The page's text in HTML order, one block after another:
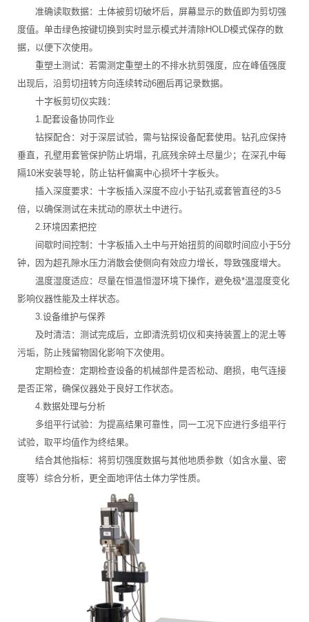
准确读取数据：土体被剪切破坏后，屏幕显示的数值即为剪切强
度值。单击绿色按键切换到实时显示模式并清除HOLD模式保存的数
据，以便下次使用。
重塑土测试：若需测定重塑土的不排水抗剪强度，应在峰值强度
出现后，沿剪切扭转方向连续转动6圈后再记录数据。
十字板剪切仪实践：
1.配套设备协同作业
钻探配合：对于深层试验，需与钻探设备配套使用。钻孔应保持
垂直，孔壁用套管保护防止坍塌，孔底残余碎土尽量少；在深孔中每
隔10米安装导轮，防止钻杆偏离中心损坏十字板头。
插入深度要求：十字板插入深度不应小于钻孔或套管直径的3-5
倍，以确保测试在未扰动的原状土中进行。
2.环境因素把控
间歇时间控制：十字板插入土中与开始扭剪的间歇时间应小于5分
钟，因为超孔隙水压力消散会使侧向有效应力增长，导致强度增大。
温度湿度适应：尽量在恒温恒湿环境下操作，避免极*温湿度变化
影响仪器性能及土样状态。
3.设备维护与保养
及时清洁：测试完成后，立即清洗剪切仪和夹持装置上的泥土等
污垢，防止残留物固化影响下次使用。
定期检查：定期检查设备的机械部件是否松动、磨损，电气连接
是否正常，确保仪器处于良好工作状态。
4.数据处理与分析
多组平行试验：为提高结果可靠性，同一工况下应进行多组平行
试验，取平均值作为终结果。
结合其他指标：将剪切强度数据与其他地质参数（如含水量、密
度等）综合分析，更全面地评估土体力学性质。